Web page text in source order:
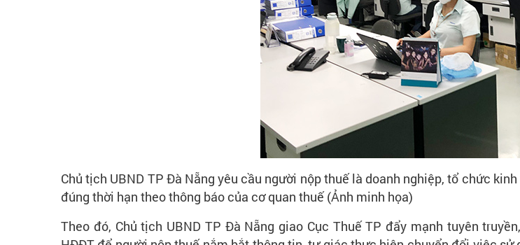
Chủ tịch UBND TP Đà Nẵng yêu cầu người nộp thuế là doanh nghiệp, tổ chức
đúng thời hạn theo thông báo của cơ quan thuế (Ảnh minh họa)
Theo đó, Chủ tịch UBND TP Đà Nẵng giao Cục Thuế TP đẩy mạnh tuyên